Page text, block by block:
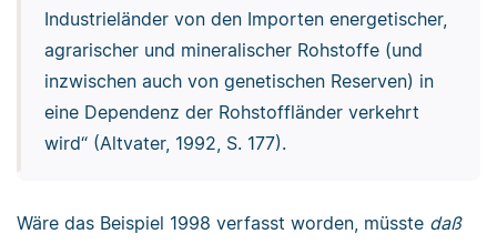
Industrieländer von den Importen energetischer,
agrarischer und mineralischer Rohstoffe (und
inzwischen auch von genetischen Reserven) in
eine Dependenz der Rohstoffländer verkehrt
wird“ (Altvater, 1992, S. 177).
Wäre das Beispiel 1998 verfasst worden, müsste daß